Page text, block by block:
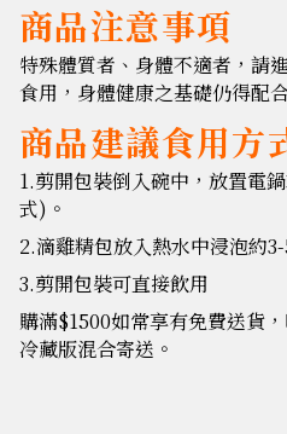
商品注意事項
特殊體質者、身體不適者，請
食用，身體健康之基礎仍得配
商品建議食用方
1.剪開包裝倒入碗中，放置電
式)。
2.滴雞精包放入熱水中浸泡約3-
3.剪開包裝可直接飲用
購滿$1500如常享有免費送貨
冷藏版混合寄送。